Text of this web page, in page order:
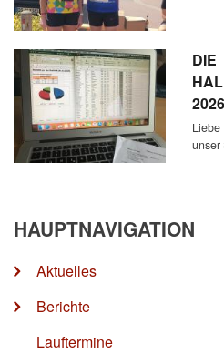
DIE
Liebe
HAUPTNAVIGATION
Aktuelles
Berichte
Lauftermine